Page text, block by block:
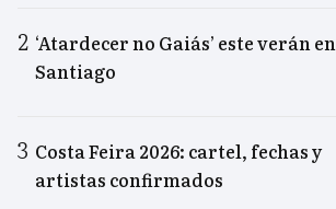
‘Atardecer no Gaiás’ este verán en
Santiago
Costa Feira 2026: cartel, fechas y
artistas confirmados